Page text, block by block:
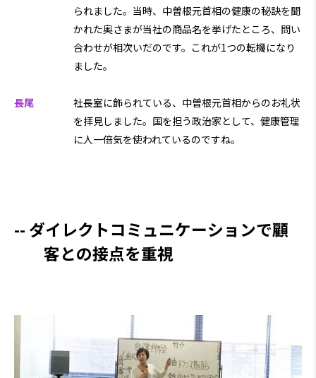
られました。当時、中曽根元首相の健康の秘訣を聞
かれた奥さまが当社の商品名を挙げたところ、問い
合わせが相次いだのです。これが1つの転機になり
ました。
長尾
社長室に飾られている、中曽根元首相からのお礼状
を拝見しました。国を担う政治家として、健康管理
に人一倍気を使われているのですね。
ダイレクトコミュニケーションで顧
客との接点を重視